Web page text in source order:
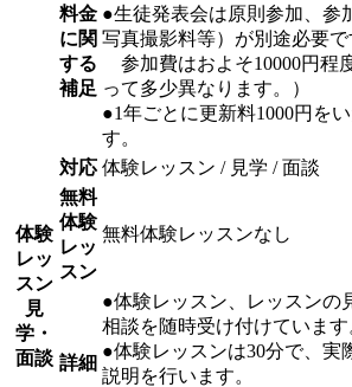
料金
に関
する
補足
●生徒発表会は原則参加、参
写真撮影料等）が別途必要で
参加費はおよそ10000円程
って多少異なります。）
●1年ごとに更新料1000円を
す。
体験
レッ
スン
見
学・
面談
対応 体験レッスン / 見学 / 面談
無料
体験
レッ
スン
無料体験レッスンなし
詳細
●体験レッスン、レッスンの
相談を随時受け付けています
●体験レッスンは30分で、実
説明を行います。